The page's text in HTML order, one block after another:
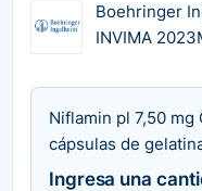
Boehringer
INVIMA
Niflamin pl 7,50 mg
cápsulas de
Ingresa una